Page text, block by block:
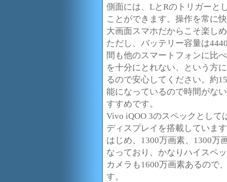
側面には、LとRのトリガーと
ことができます。操作を常に
大画面スマホだからこそ楽し
ただし、バッテリー容量は
間も他のスマートフォンに比
を十分にとれない、という方
るので安心してください。約
能になっているので時間がな
すすめです。
Vivo iQOO 3のスペックとして
ディスプレイを搭載していま
はじめ、1300万画素、1300万
なっており、かなりハイスペ
カメラも1600万画素あるので
す。